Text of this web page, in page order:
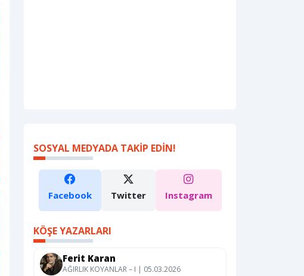
SOSYAL MEDYADA TAKIP EDIN!
Facebook Twitter Instagram
KÖŞE YAZARLARI
Ferit Karan
AĞIRLIK KOYANLAR – I | 05.03.2026